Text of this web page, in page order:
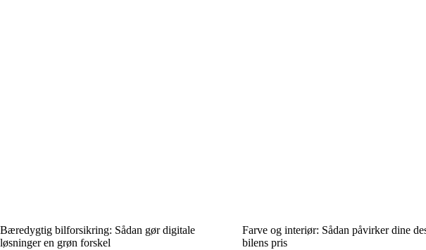
Bæredygtig bilforsikring: Sådan gør digitale
løsninger en grøn forskel
Farve og interiør: Sådan påvirker dine
bilens pris